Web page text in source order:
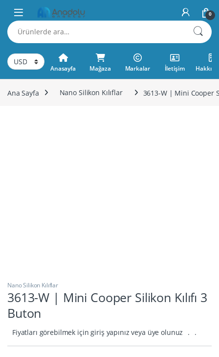
Skip to navigation
Skip to content
0
Ara:
Anasayfa Mağaza Markalar İletişim
Ana Sayfa Nano Silikon Kılıflar 3613-W | Mini Cooper
Nano Silikon Kılıflar
3613-W | Mini Cooper Silikon Kılıfı 3
Buton
Fiyatları görebilmek için giriş yapınız veya üye olunuz . .